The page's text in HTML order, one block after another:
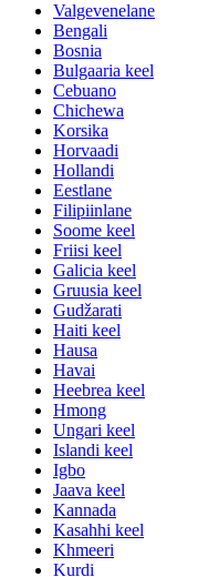
Valgevenelane
Bengali
Bosnia
Bulgaaria keel
Cebuano
Chichewa
Korsika
Horvaadi
Hollandi
Eestlane
Filipiinlane
Soome keel
Friisi keel
Galicia keel
Gruusia keel
Gudžarati
Haiti keel
Hausa
Havai
Heebrea keel
Hmong
Ungari keel
Islandi keel
Igbo
Jaava keel
Kannada
Kasahhi keel
Khmeeri
Kurdi